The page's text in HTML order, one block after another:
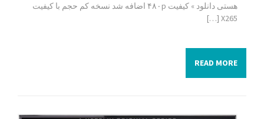
هستی دانلود » کیفیت ۴۸۰p اضافه شد نسخه کم حجم با کیفیت
X265 […]
READ MORE